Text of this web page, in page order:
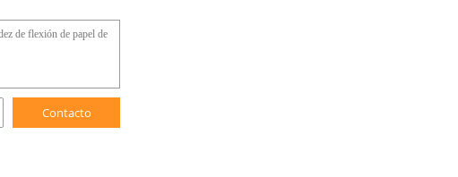
Contacto